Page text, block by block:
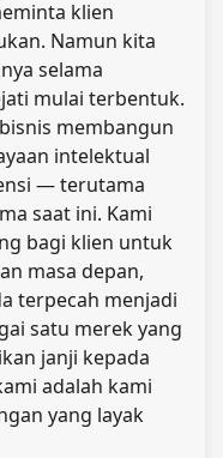
klien
Namun kita
selama
mulai terbentuk.
membangun
intelektual
— terutama
saat ini. Kami
bagi klien untuk
masa depan,
terpecah menjadi
satu merek yang
janji kepada
adalah kami
yang layak